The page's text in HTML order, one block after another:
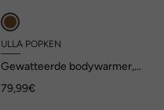
ULLA POPKEN
Gewatteerde bodywarmer,
79,99€